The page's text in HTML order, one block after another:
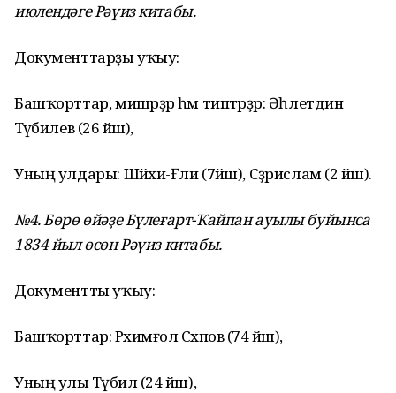
июлендәге Рәүиз китабы.
Документтарҙы уҡыу:
Башҡорттар, мишәрҙәр һәм типтәрҙәр: Әһлетдин
Тәүәбилев (26 йәш),
Уның улдары: Шәйхи-Ғәли (7йәш), Сәҙрислам (2 йәш).
№4. Бөрө өйәҙе Бүлеғарт-Ҡайпан ауылы буйынса
1834 йыл өсөн Рәүиз китабы.
Документты уҡыу:
Башҡорттар: Рәхимғол Сәхәпов (74 йәш),
Уның улы Тәүәбил (24 йәш),